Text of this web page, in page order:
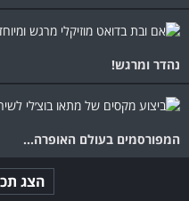
נהדר ומרגש!
המפורסמים בעולם האופרה...
הצג